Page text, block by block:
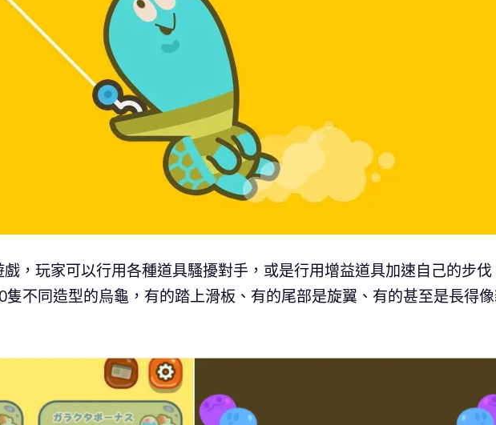
，玩家可以行用各種道具騷擾對手，或是行用增益道具加速自己的步伐
隻不同造型的烏龜，有的踏上滑板、有的尾部是旋翼、有的甚至是長得